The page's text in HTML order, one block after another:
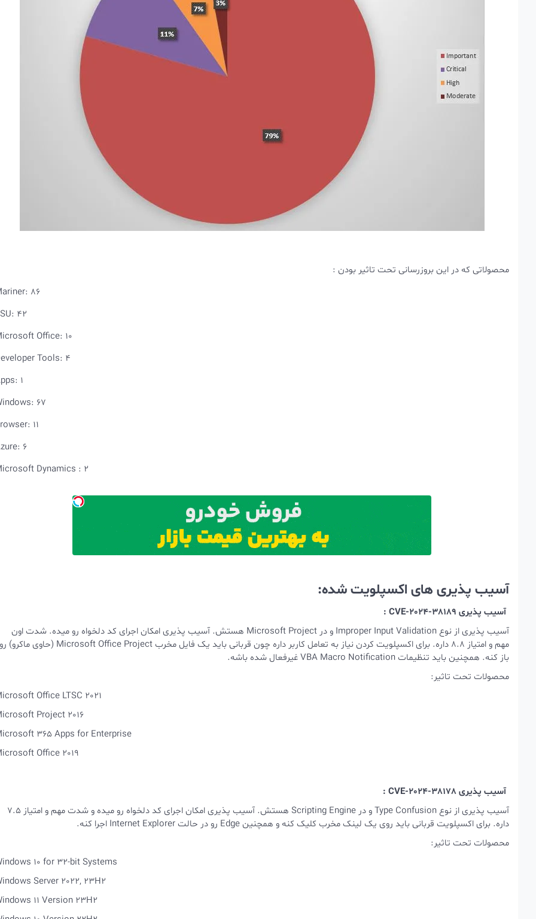
محصولاتی که در این بروزرسانی تحت تاثیر بودن :
86
42
Office: 10
Tools: 4
1
67
11
6
Dynamics : 2
آسیب پذیری های اکسپلویت شده:
آسیب پذیری CVE-2024-38189 :
آسیب پذیری از نوع Improper Input Validation و در Microsoft Project هستش. آسیب پذیری امکان اجرای کد دلخواه رو میده. شدت اون
مهم و امتیاز 8.8 داره. برای اکسپلویت کردن نیاز به تعامل کاربر داره چون قربانی باید یک فایل مخرب Microsoft Office Project (حاوی ماکرو) رو
باز کنه. همچنین باید تنظیمات VBA Macro Notification غیرفعال شده باشه.
محصولات تحت تاثیر:
Office LTSC 2021
Project 2016
365 Apps for Enterprise
Office 2019
آسیب پذیری CVE-2024-38178 :
آسیب پذیری از نوع Type Confusion و در Scripting Engine هستش. آسیب پذیری امکان اجرای کد دلخواه رو میده و شدت مهم و امتیاز 7.5
داره. برای اکسپلویت قربانی باید روی یک لینک مخرب کلیک کنه و همچنین Edge رو در حالت Internet Explorer اجرا کنه.
محصولات تحت تاثیر:
10 for 32-bit Systems
Server 2022, 23H2
11 Version 23H2